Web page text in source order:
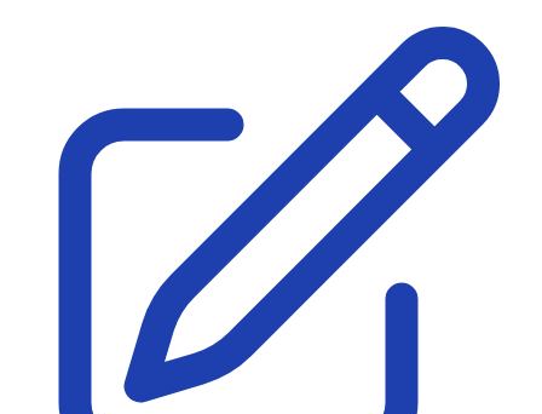
Проєкт "Жестова мова для поліцейських"
На допомогу військовим
Медична термінологія жестовою мовою
Нормативна база УТОГ
Конвенція ООН
Законодавство
Декларації
Документи ВФГ
Міжнародні документи